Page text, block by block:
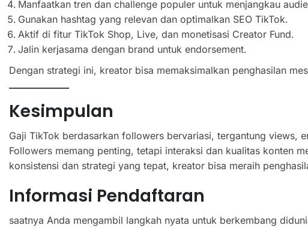
Manfaatkan tren dan challenge populer untuk menjangkau
Gunakan hashtag yang relevan dan optimalkan SEO TikTok.
Aktif di fitur TikTok Shop, Live, dan monetisasi Creator Fund.
Jalin kerjasama dengan brand untuk endorsement.
Dengan strategi ini, kreator bisa memaksimalkan penghasilan
Kesimpulan
Gaji TikTok berdasarkan followers bervariasi, tergantung views,
Followers memang penting, tetapi interaksi dan kualitas konten
konsistensi dan strategi yang tepat, kreator bisa meraih
Informasi Pendaftaran
saatnya Anda mengambil langkah nyata untuk berkembang